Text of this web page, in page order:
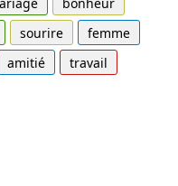
sourire
femme
amitié
travail